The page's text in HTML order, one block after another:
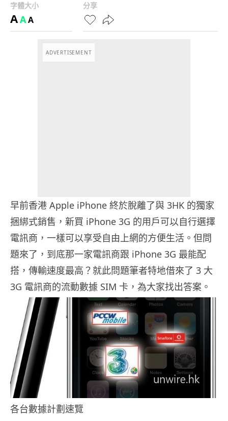
字體大小
AAA
分享
ADVERTISEMENT
早前香港 Apple iPhone 終於脫離了與 3HK 的獨家
捆綁式銷售，新買 iPhone 3G 的用戶可以自行選擇
電訊商，一樣可以享受自由上網的方便生活。但問
題來了，到底那一家電訊商跟 iPhone 3G 最能配
搭，傳輸速度最高？就此問題筆者特地借來了 3 大
3G 電訊商的流動數據 SIM 卡，為大家找出答案。
各台數據計劃速覽